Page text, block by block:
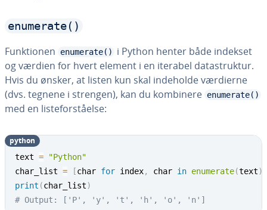
enumerate()
Funk­tio­nen enumerate()
i Python henter både indekset
og værdien for hvert element i en iterabel da­ta­struk­tur.
Hvis du ønsker, at listen kun skal indeholde værdierne
(dvs. tegnene i strengen), kan du kombinere enumerate()
med en liste­for­stå­el­se:
text =
"Python"
char_list = [char for index, char in enumerate(text)
print (char_list)
# Output: ['P', 'y', 't', 'h', 'o', 'n']
python